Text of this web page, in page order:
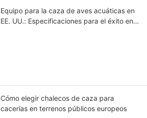
Equipo para la caza de aves acuáticas en
EE. UU.: Especificaciones para el éxito en
Cómo elegir chalecos de caza para
cacerías en terrenos públicos europeos